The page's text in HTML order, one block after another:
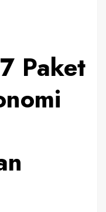
Paket